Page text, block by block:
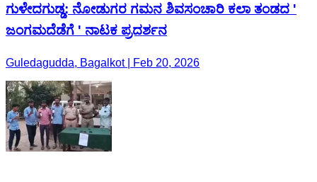
ಗುಳೇದಗುಡ್ಡ: ನೋಡುಗರ ಗಮನ ಶಿವಸಂಚಾರಿ ಕಲಾ ತಂಡದ '
ಜಂಗಮದೆಡೆಗೆ ' ನಾಟಕ ಪ್ರದರ್ಶನ
Guledagudda, Bagalkot | Feb 20, 2026